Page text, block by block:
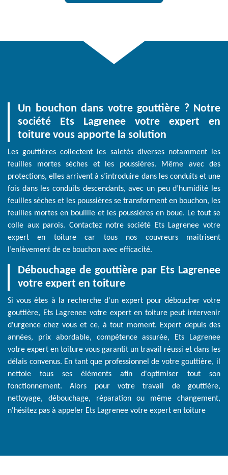
Un bouchon dans votre gouttière ? Notre
société Ets Lagrenee votre expert en
toiture vous apporte la solution
Les gouttières collectent les saletés diverses notamment les
feuilles mortes sèches et les poussières. Même avec des
protections, elles arrivent à s’introduire dans les conduits et une
fois dans les conduits descendants, avec un peu d’humidité les
feuilles sèches et les poussières se transforment en bouchon, les
feuilles mortes en bouillie et les poussières en boue. Le tout se
colle aux parois. Contactez notre société Ets Lagrenee votre
expert en toiture car tous nos couvreurs maitrisent
l’enlèvement de ce bouchon avec efficacité.
Débouchage de gouttière par Ets Lagrenee
votre expert en toiture
Si vous êtes à la recherche d'un expert pour déboucher votre
gouttière, Ets Lagrenee votre expert en toiture peut intervenir
d'urgence chez vous et ce, à tout moment. Expert depuis des
années, prix abordable, compétence assurée, Ets Lagrenee
votre expert en toiture vous garantit un travail réussi et dans les
délais convenus. En tant que professionnel de votre gouttière, il
nettoie tous ses éléments afin d'optimiser tout son
fonctionnement. Alors pour votre travail de gouttière,
nettoyage, débouchage, réparation ou même changement,
n'hésitez pas à appeler Ets Lagrenee votre expert en toiture